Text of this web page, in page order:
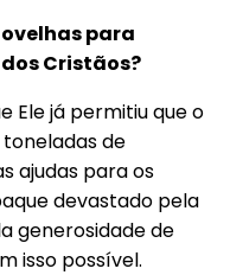
para
Cristãos?
Ele já permitiu que o
toneladas de
ajudas para os
devastado pela
generosidade de
isso possível.